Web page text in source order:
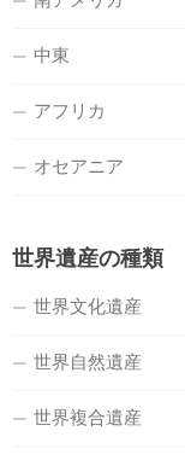
中東
アフリカ
オセアニア
世界遺産の種類
世界文化遺産
世界自然遺産
世界複合遺産